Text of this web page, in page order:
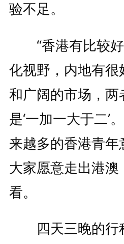
验不足。
“香港有比较好
化视野，内地有很
和广阔的市场，两
是‘一加一大于二’
来越多的香港青年
大家愿意走出港澳
看。
四天三晚的行